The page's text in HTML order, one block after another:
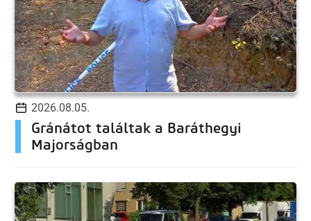
2026.08.05.
Gránátot találtak a Baráthegyi
Majorságban